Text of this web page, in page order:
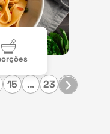
15 … 23